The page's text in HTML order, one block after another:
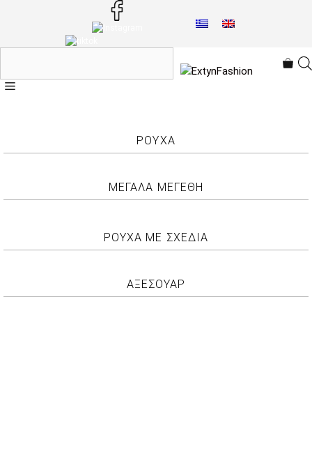
Menu
ΡΟΥΧΑ
ΜΕΓΑΛΑ ΜΕΓΕΘΗ
ΡΟΥΧΑ ΜΕ ΣΧΕΔΙΑ
ΑΞΕΣΟΥΑΡ